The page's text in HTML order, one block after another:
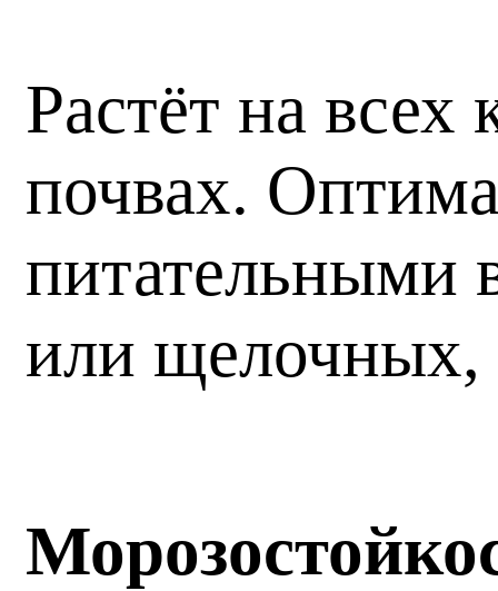
Растёт на
почвах.
питательными
или щелочных,